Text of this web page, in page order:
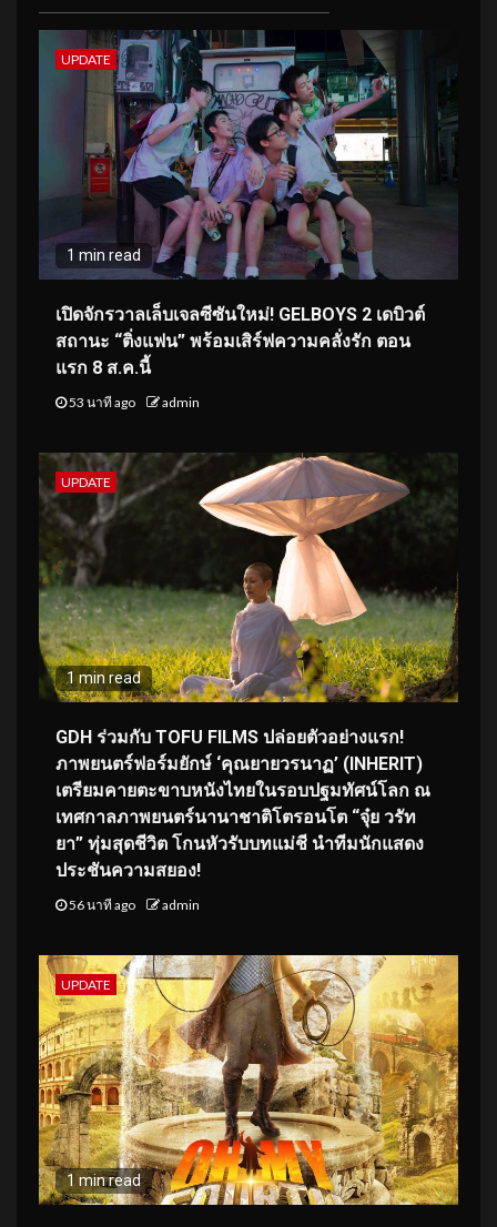
UPDATE
1 min read
เปิดจักรวาลเล็บเจลซีซันใหม่! GELBOYS 2 เดบิวต์
สถานะ “ติ่งแฟน” พร้อมเสิร์ฟความคลั่งรัก ตอน
แรก 8 ส.ค.นี้
53 นาที ago admin
UPDATE
1 min read
GDH ร่วมกับ TOFU FILMS ปล่อยตัวอย่างแรก!
ภาพยนตร์ฟอร์มยักษ์ ‘คุณยายวรนาฏ’ (INHERIT)
เตรียมคายตะขาบหนังไทยในรอบปฐมทัศน์โลก ณ
เทศกาลภาพยนตร์นานาชาติโตรอนโต “จุ๋ย วรัท
ยา” ทุ่มสุดชีวิต โกนหัวรับบทแม่ชี นำทีมนักแสดง
ประชันความสยอง!
56 นาที ago admin
UPDATE
1 min read